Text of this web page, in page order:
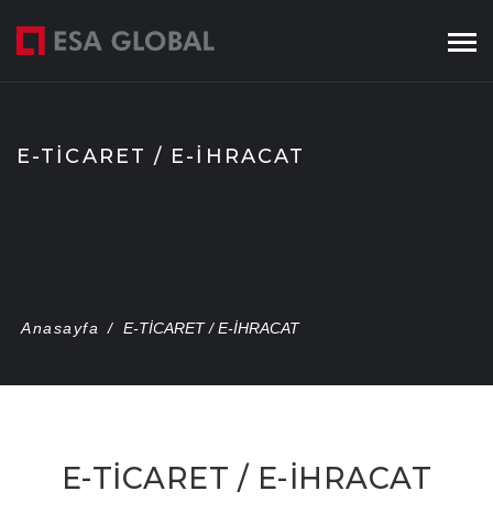
content
E-TİCARET / E-İHRACAT
Anasayfa / E-TİCARET / E-İHRACAT
E-TİCARET / E-İHRACAT